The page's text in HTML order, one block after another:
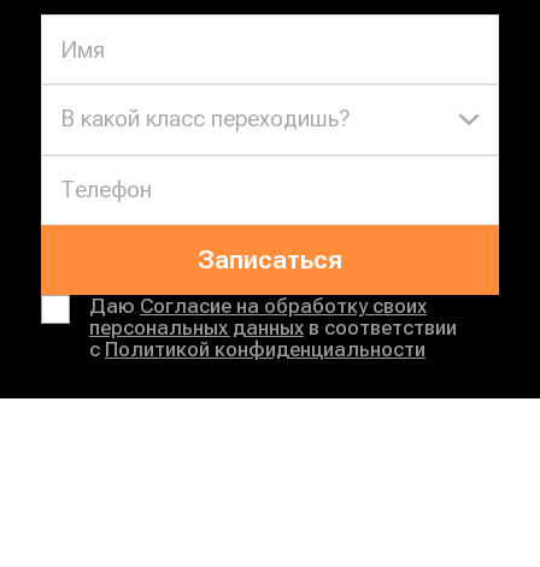
В какой класс переходишь?
Записаться
Даю Согласие на обработку своих
персональных данныхв соответствии
с Политикой конфиденциальности